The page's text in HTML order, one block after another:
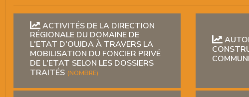
ACTIVITÉS DE LA DIRECTION
RÉGIONALE DU DOMAINE DE
L'ETAT D'OUJDA À TRAVERS LA
MOBILISATION DU FONCIER PRIVÉ
DE L'ETAT SELON LES DOSSIERS
TRAITÉS (NOMBRE)